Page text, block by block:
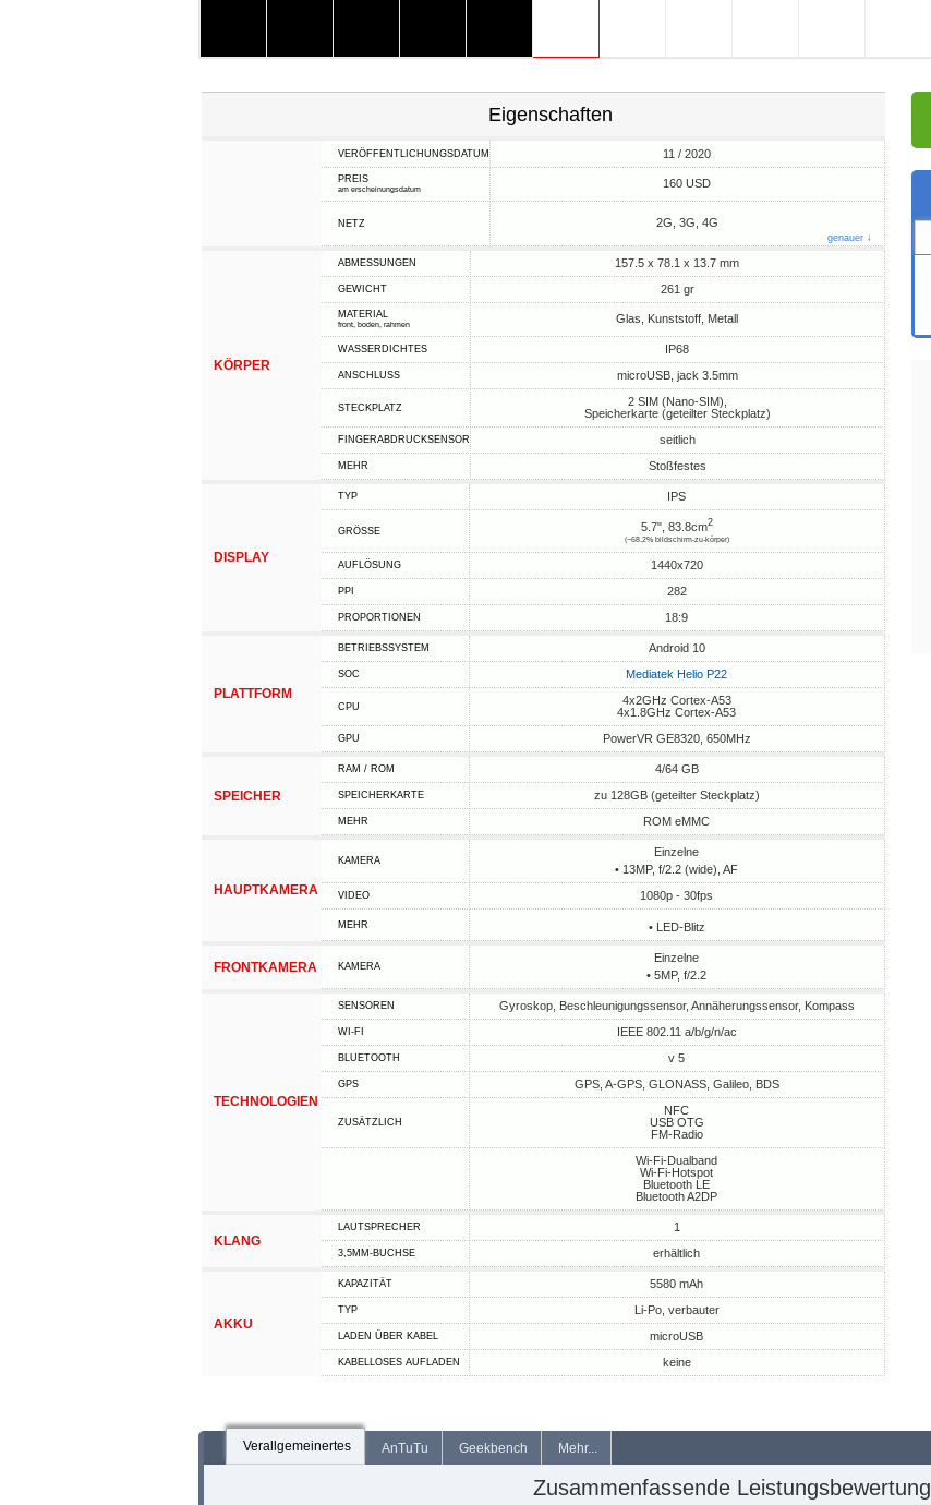
Eigenschaften
VERÖFFENTLICHUNGSDATUM 11 / 2020
PREIS
am erscheinungsdatum 160 USD
NETZ 2G, 3G, 4G
genauer ↓
KÖRPER
ABMESSUNGEN 157.5 x 78.1 x 13.7 mm
GEWICHT 261 gr
MATERIAL
front, boden, rahmen Glas, Kunststoff, Metall
WASSERDICHTES IP68
ANSCHLUSS microUSB, jack 3.5mm
STECKPLATZ
2 SIM (Nano-SIM),
Speicherkarte (geteilter Steckplatz)
FINGERABDRUCKSENSOR seitlich
MEHR Stoßfestes
DISPLAY
TYP IPS
GRÖSSE 5.7", 83.8cm2
(~68.2% bildschirm-zu-körper)
AUFLÖSUNG 1440x720
PPI 282
PROPORTIONEN 18:9
PLATTFORM
BETRIEBSSYSTEM Android 10
SOC Mediatek Helio P22
CPU
4x2GHz Cortex-A53
4x1.8GHz Cortex-A53
GPU PowerVR GE8320, 650MHz
SPEICHER
RAM / ROM 4/64 GB
SPEICHERKARTE zu 128GB (geteilter Steckplatz)
MEHR ROM eMMC
HAUPTKAMERA
KAMERA
Einzelne
• 13MP, f/2.2 (wide), AF
VIDEO 1080p - 30fps
MEHR • LED-Blitz
FRONTKAMERA KAMERA
Einzelne
• 5MP, f/2.2
TECHNOLOGIEN
SENSOREN Gyroskop, Beschleunigungssensor, Annäherungssensor, Kompass
WI-FI IEEE 802.11 a/b/g/n/ac
BLUETOOTH v 5
GPS GPS, A-GPS, GLONASS, Galileo, BDS
ZUSÄTZLICH
NFC
USB OTG
FM-Radio
Wi-Fi-Dualband
Wi-Fi-Hotspot
Bluetooth LE
Bluetooth A2DP
KLANG
LAUTSPRECHER 1
3,5MM-BUCHSE erhältlich
AKKU
KAPAZITÄT 5580 mAh
TYP Li-Po, verbauter
LADEN ÜBER KABEL microUSB
KABELLOSES AUFLADEN keine
Verallgemeinertes AnTuTu Geekbench Mehr...
Zusammenfassende Leistungsbewertung